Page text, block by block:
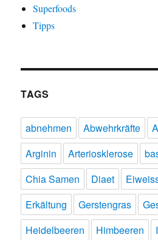
Superfoods
Tipps
TAGS
abnehmen Abwehrkräfte
Arginin
Arteriosklerose
Chia Samen
Diaet
Erkältung
Gerstengras
Heidelbeeren
Himbeeren